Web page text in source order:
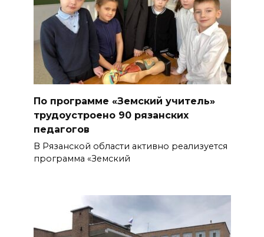
По программе «Земский учитель»
трудоустроено 90 рязанских
педагогов
В Рязанской области активно реализуется
программа «Земский